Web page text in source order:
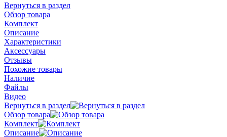
Вернуться в раздел
Обзор товара
Комплект
Описание
Характеристики
Аксессуары
Отзывы
Похожие товары
Наличие
Файлы
Видео
Вернуться в раздел
Обзор товара
Комплект
Описание